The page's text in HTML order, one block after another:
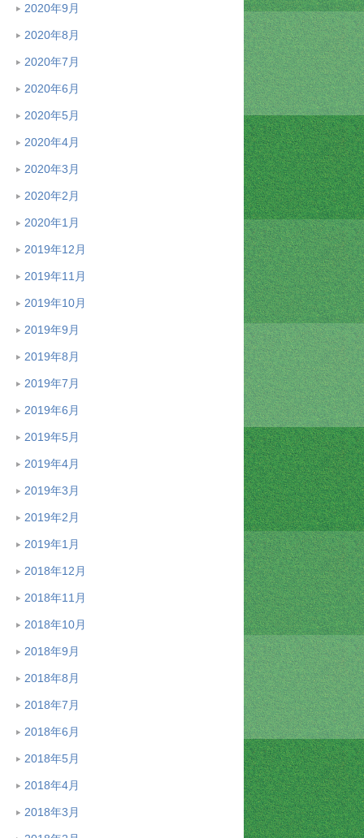
2020年9月
2020年8月
2020年7月
2020年6月
2020年5月
2020年4月
2020年3月
2020年2月
2020年1月
2019年12月
2019年11月
2019年10月
2019年9月
2019年8月
2019年7月
2019年6月
2019年5月
2019年4月
2019年3月
2019年2月
2019年1月
2018年12月
2018年11月
2018年10月
2018年9月
2018年8月
2018年7月
2018年6月
2018年5月
2018年4月
2018年3月